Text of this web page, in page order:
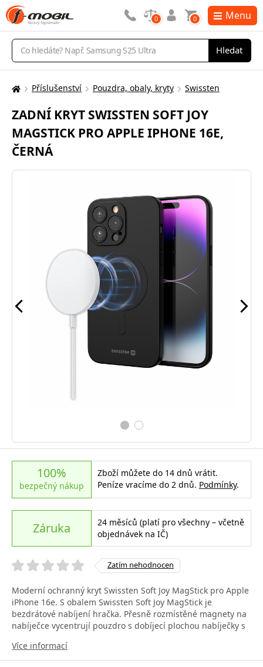
Vyhledávání
Hledat
0 0 Menu
Zde
nacházíte:
Příslušenství Pouzdra, obaly, kryty Swissten
ZADNÍ KRYT SWISSTEN SOFT JOY
MAGSTICK PRO APPLE IPHONE 16E,
ČERNÁ
100%
bezpečný nákup
Zboží můžete do 14 dnů vrátit.
Peníze vracíme do 2 dnů. Podmínky.
Záruka
24 měsíců (platí pro všechny – včetně
objednávek na IČ)
Zatím nehodnocen
Moderní ochranný kryt Swissten Soft Joy MagStick pro Apple
iPhone 16e. S obalem Swissten Soft Joy MagStick je
bezdrátové nabíjení hračka. Přesně rozmístěné magnety na
nabíječce vycentrují pouzdro s dobíjecí plochou nabíječky s
Více informací